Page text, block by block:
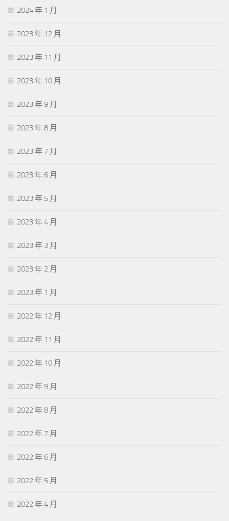
2024 年 1 月
2023 年 12 月
2023 年 11 月
2023 年 10 月
2023 年 9 月
2023 年 8 月
2023 年 7 月
2023 年 6 月
2023 年 5 月
2023 年 4 月
2023 年 3 月
2023 年 2 月
2023 年 1 月
2022 年 12 月
2022 年 11 月
2022 年 10 月
2022 年 9 月
2022 年 8 月
2022 年 7 月
2022 年 6 月
2022 年 5 月
2022 年 4 月